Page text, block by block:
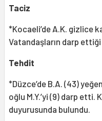
Taciz
*Kocaeli’de A.K. gizlice
Vatandaşların darp ettiği
Tehdit
*Düzce’de B.A. (43)
oğlu M.Y.’yi (9) darp etti.
duyurusunda bulundu.